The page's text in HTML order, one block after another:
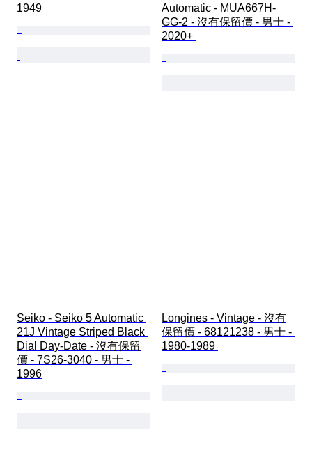
1949
Automatic - MUA667H-
GG-2 - 沒有保留價 - 男士 -
2020+
Seiko - Seiko 5 Automatic
21J Vintage Striped Black
Dial Day-Date - 沒有保留
價 - 7S26-3040 - 男士 -
1996
Longines - Vintage - 沒有
保留價 - 68121238 - 男士 -
1980-1989